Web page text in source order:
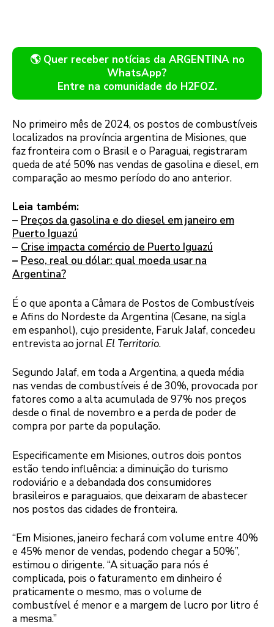
🌎 Quer receber notícias da ARGENTINA no
WhatsApp?
Entre na comunidade do H2FOZ.
No primeiro mês de 2024, os postos de combustíveis
localizados na província argentina de Misiones, que
faz fronteira com o Brasil e o Paraguai, registraram
queda de até 50% nas vendas de gasolina e diesel, em
comparação ao mesmo período do ano anterior.
Leia também:
– Preços da gasolina e do diesel em janeiro em
Puerto Iguazú
– Crise impacta comércio de Puerto Iguazú
– Peso, real ou dólar: qual moeda usar na
Argentina?
É o que aponta a Câmara de Postos de Combustíveis
e Afins do Nordeste da Argentina (Cesane, na sigla
em espanhol), cujo presidente, Faruk Jalaf, concedeu
entrevista ao jornalEl Territorio.
Segundo Jalaf, em toda a Argentina, a queda média
nas vendas de combustíveis é de 30%, provocada por
fatores como a alta acumulada de 97% nos preços
desde o final de novembro e a perda de poder de
compra por parte da população.
Especificamente em Misiones, outros dois pontos
estão tendo influência: a diminuição do turismo
rodoviário e a debandada dos consumidores
brasileiros e paraguaios, que deixaram de abastecer
nos postos das cidades de fronteira.
“Em Misiones, janeiro fechará com volume entre 40%
e 45% menor de vendas, podendo chegar a 50%”,
estimou o dirigente. “A situação para nós é
complicada, pois o faturamento em dinheiro é
praticamente o mesmo, mas o volume de
combustível é menor e a margem de lucro por litro é
a mesma.”